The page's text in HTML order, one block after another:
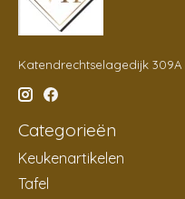
Katendrechtselagedijk
Categorieën
Keukenartikelen
Tafel